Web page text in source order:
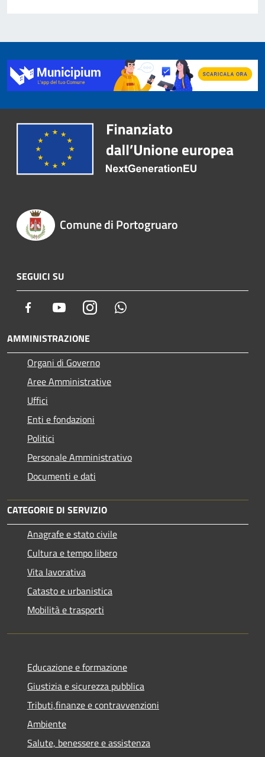
Comune di Portogruaro
SEGUICI SU
Facebook YoutubeInstagram
AMMINISTRAZIONE
Organi di Governo
Aree Amministrative
Uffici
Enti e fondazioni
Politici
Personale Amministrativo
Documenti e dati
CATEGORIE DI SERVIZIO
Anagrafe e stato civile
Cultura e tempo libero
Vita lavorativa
Catasto e urbanistica
Mobilità e trasporti
Educazione e formazione
Giustizia e sicurezza pubblica
Tributi,finanze e contravvenzioni
Ambiente
Salute, benessere e assistenza